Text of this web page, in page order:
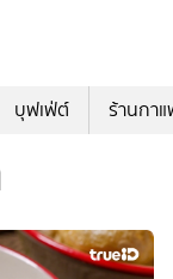
บุฟเฟ่ต์ ร้านกา